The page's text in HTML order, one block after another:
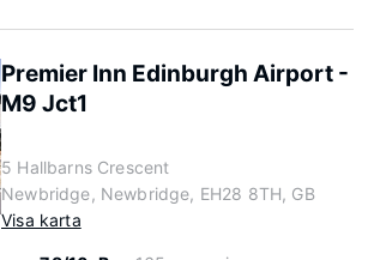
Premier Inn Edinburgh Airport -
M9 Jct1
5 Hallbarns Crescent
Newbridge, Newbridge, EH28 8TH, GB
Visa karta